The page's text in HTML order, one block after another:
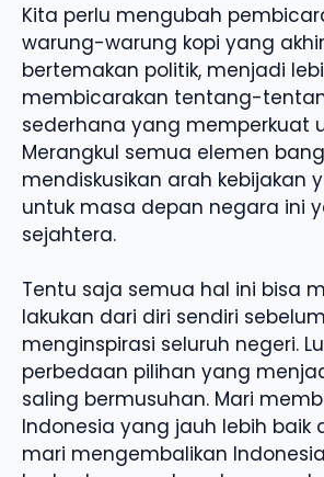
Kita perlu mengubah
warung-warung kopi yang
bertemakan politik, menjadi
membicarakan tentang-
sederhana yang memperkuat
Merangkul semua elemen
mendiskusikan arah kebijakan
untuk masa depan negara ini
sejahtera.
Tentu saja semua hal ini bisa
lakukan dari diri sendiri
menginspirasi seluruh negeri.
perbedaan pilihan yang
saling bermusuhan. Mari
Indonesia yang jauh lebih baik
mari mengembalikan